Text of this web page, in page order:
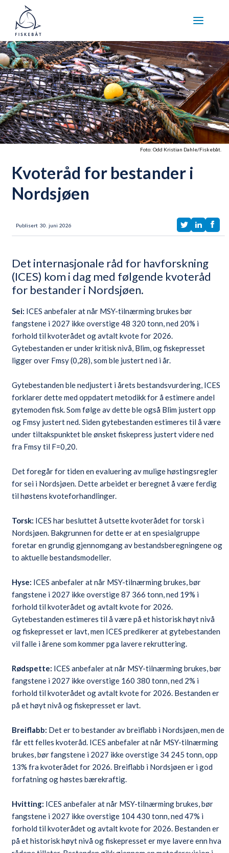
Foto: Odd Kristian Dahle/Fiskebåt.
Kvoteråd for bestander i
Nordsjøen
Publisert 30 juni 2026
Det internasjonale råd for havforskning
(ICES) kom i dag med følgende kvoteråd
for bestander i Nordsjøen.
Sei: ICES anbefaler at når MSY-tilnærming brukes bør
fangstene i 2027 ikke overstige 48 320 tonn, ned 20% i
forhold til kvoterådet og avtalt kvote for 2026.
Gytebestanden er under kritisk nivå, Blim, og fiskepresset
ligger over Fmsy (0,28), som ble justert ned i år.
Gytebestanden ble nedjustert i årets bestandsvurdering, ICES
forklarer dette med oppdatert metodikk for å estimere andel
gytemoden fisk. Som følge av dette ble også Blim justert opp
og Fmsy justert ned. Siden gytebestanden estimeres til å være
under tiltakspunktet ble ønsket fiskepress justert videre ned
fra Fmsy til F=0,20.
Det foregår for tiden en evaluering av mulige høstingsregler
for sei i Nordsjøen. Dette arbeidet er beregnet å være ferdig
til høstens kvoteforhandlinger.
Torsk: ICES har besluttet å utsette kvoterådet for torsk i
Nordsjøen. Bakgrunnen for dette er at en spesialgruppe
foretar en grundig gjennomgang av bestandsberegningene og
to aktuelle bestandsmodeller.
Hyse: ICES anbefaler at når MSY-tilnærming brukes, bør
fangstene i 2027 ikke overstige 87 366 tonn, ned 19% i
forhold til kvoterådet og avtalt kvote for 2026.
Gytebestanden estimeres til å være på et historisk høyt nivå
og fiskepresset er lavt, men ICES predikerer at gytebestanden
vil falle i årene som kommer pga lavere rekruttering.
Rødspette: ICES anbefaler at når MSY-tilnærming brukes, bør
fangstene i 2027 ikke overstige 160 380 tonn, ned 2% i
forhold til kvoterådet og avtalt kvote for 2026. Bestanden er
på et høyt nivå og fiskepresset er lavt.
Breiflabb: Det er to bestander av breiflabb i Nordsjøen, men de
får ett felles kvoteråd. ICES anbefaler at når MSY-tilnærming
brukes, bør fangstene i 2027 ikke overstige 34 245 tonn, opp
13% fra kvoterådet for 2026. Breiflabb i Nordsjøen er i god
forfatning og høstes bærekraftig.
Hvitting: ICES anbefaler at når MSY-tilnærming brukes, bør
fangstene i 2027 ikke overstige 104 430 tonn, ned 47% i
forhold til kvoterådet og avtalt kvote for 2026. Bestanden er
på et historisk høyt nivå og fiskepresset er mye lavere enn hva